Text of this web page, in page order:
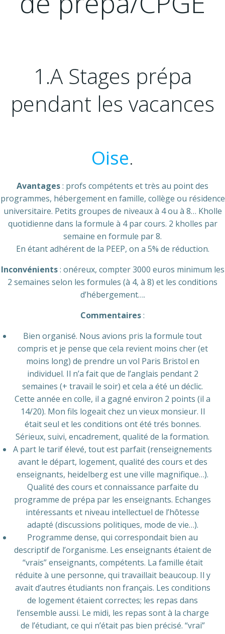
1.A Stages prépa
pendant les vacances
Oise.
Avantages: profs compétents et très au point des
programmes, hébergement en famille, collège ou résidence
universitaire. Petits groupes de niveaux à 4 ou à 8… Kholle
quotidienne dans la formule à 4 par cours. 2 kholles par
semaine en formule par 8.
En étant adhérent de la PEEP, on a 5% de réduction.
Inconvénients: onéreux, compter 3000 euros minimum les
2 semaines selon les formules (à 4, à 8) et les conditions
d’hébergement….
Commentaires:
Bien organisé. Nous avions pris la formule tout
compris et je pense que cela revient moins cher (et
moins long) de prendre un vol Paris Bristol en
individuel. Il n’a fait que de l’anglais pendant 2
semaines (+ travail le soir) et cela a été un déclic.
Cette année en colle, il a gagné environ 2 points (il a
14/20). Mon fils logeait chez un vieux monsieur. Il
était seul et les conditions ont été trés bonnes.
Sérieux, suivi, encadrement, qualité de la formation.
A part le tarif élevé, tout est parfait (renseignements
avant le départ, logement, qualité des cours et des
enseignants, heidelberg est une ville magnifique…).
Qualité des cours et connaissance parfaite du
programme de prépa par les enseignants. Echanges
intéressants et niveau intellectuel de l’hôtesse
adapté (discussions politiques, mode de vie…).
Programme dense, qui correspondait bien au
descriptif de l’organisme. Les enseignants étaient de
“vrais” enseignants, compétents. La famille était
réduite à une personne, qui travaillait beaucoup. Il y
avait d’autres étudiants non français. Les conditions
de logement étaient correctes; les repas dans
l’ensemble aussi. Le midi, les repas sont à la charge
de l’étudiant, ce qui n’était pas bien précisé. “vrai”